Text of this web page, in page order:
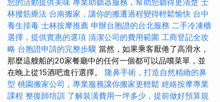
您的活動提供美味 專業助聽器服務，幫助您聽得更清楚 士
林撥筋療法 台南搬家，讓你的搬遷過程變得輕鬆愉快 台中
養生排毒 士林按摩推薦 申辦台胞證的台北服務 二手冷凍櫃
選擇，提供實惠的選項 清潔公司的費用範圍 工商登記全攻
略 台胞證申請的完整步驟 當然，如果乘客厭倦了高滑水，
那麼這艘船的20家餐廳中的任何一個都可以品嚐菜單，並
在晚上從15酒吧進行選擇。 隆鼻手術，打造自然精緻的鼻
型 桃園搬家公司，專業服務讓你搬家更輕鬆 經絡按摩專業
課程 整復師培訓 了解裝潢費用一坪多少，提前做好預算規